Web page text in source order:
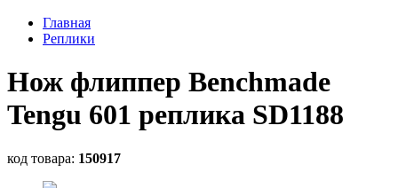
Главная
Реплики
Нож флиппер Benchmade
Tengu 601 реплика SD1188
код товара: 150917